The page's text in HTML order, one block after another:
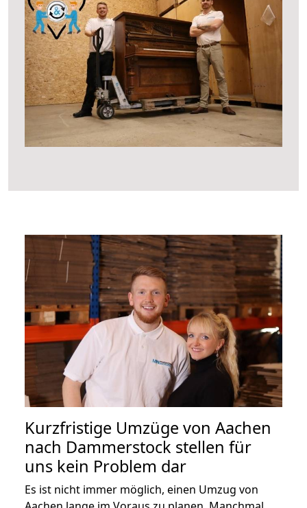
Kurzfristige Umzüge von Aachen
nach Dammerstock stellen für
uns kein Problem dar
Es ist nicht immer möglich, einen Umzug von